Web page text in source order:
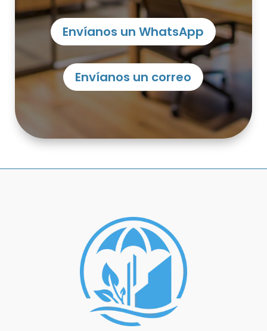
Envíanos un WhatsApp
Envíanos un correo